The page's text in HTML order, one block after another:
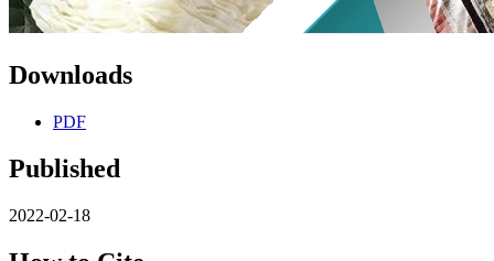
Downloads
PDF
Published
2022-02-18